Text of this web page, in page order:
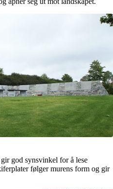
god synsvinkel for å lese
følger murens form og gir